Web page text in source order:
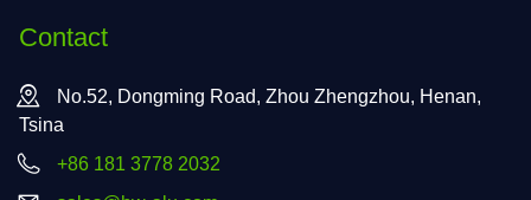
Contact
No.52, Dongming Road, Zhou Zhengzhou, Henan,
Tsina
+86 181 3778 2032